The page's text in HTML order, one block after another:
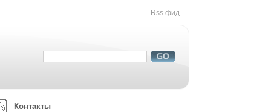
Rss фид
Контакты